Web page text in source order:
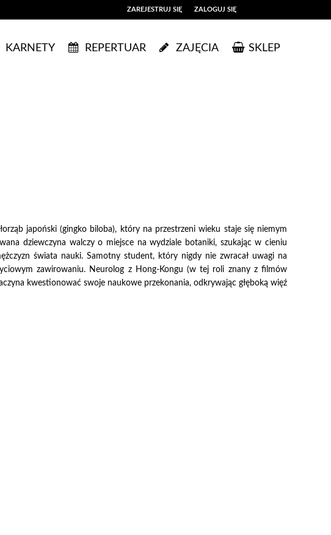
ZAREJESTRUJ SIĘ ZALOGUJ SIĘ
0,00
KARNETY REPERTUAR ZAJĘCIA SKLEP
japoński (gingko biloba), który na przestrzeni wieku staje się niemym
dziewczyna walczy o miejsce na wydziale botaniki, szukając w cieniu
świata nauki. Samotny student, który nigdy nie zwracał uwagi na
zawirowaniu. Neurolog z Hong-Kongu (w tej roli znany z filmów
kwestionować swoje naukowe przekonania, odkrywając głęboką więź